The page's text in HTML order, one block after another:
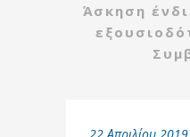
Άσκηση
22 Απριλίου 2019